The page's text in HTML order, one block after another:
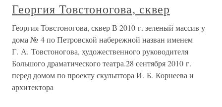
Георгия Товстоногова, сквер
Георгия Товстоногова, сквер В 2010 г. зеленый массив у
дома № 4 по Петровской набережной назван именем
Г. А. Товстоногова, художественного руководителя
Большого драматического театра.28 сентября 2010 г.
перед домом по проекту скульптора И. Б. Корнеева и
архитектора